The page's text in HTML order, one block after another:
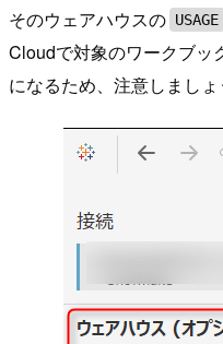
そのウェアハウスの USAGE
Cloudで対象のワークブッ
になるため、注意しまし